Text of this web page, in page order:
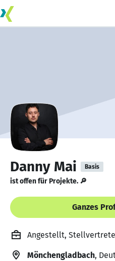
Danny Mai Basis
ist offen für Projekte. 🔎
Ganzes
Angestellt,
Mönchengladbach,